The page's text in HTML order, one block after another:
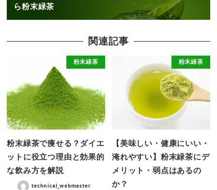
ら粉末緑茶
関連記事
粉末緑茶
粉末緑茶で痩せる？ダイエ
ットに役立つ理由と効果的
な飲み方を解説
technical_webmaster
粉末緑茶
【美味しい・健康にいい・
淹れやすい】粉末緑茶にデ
メリット・弱点はあるの
か？